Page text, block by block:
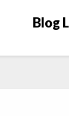
Blog